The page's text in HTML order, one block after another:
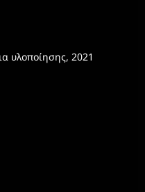
υλοποίησης, 2021